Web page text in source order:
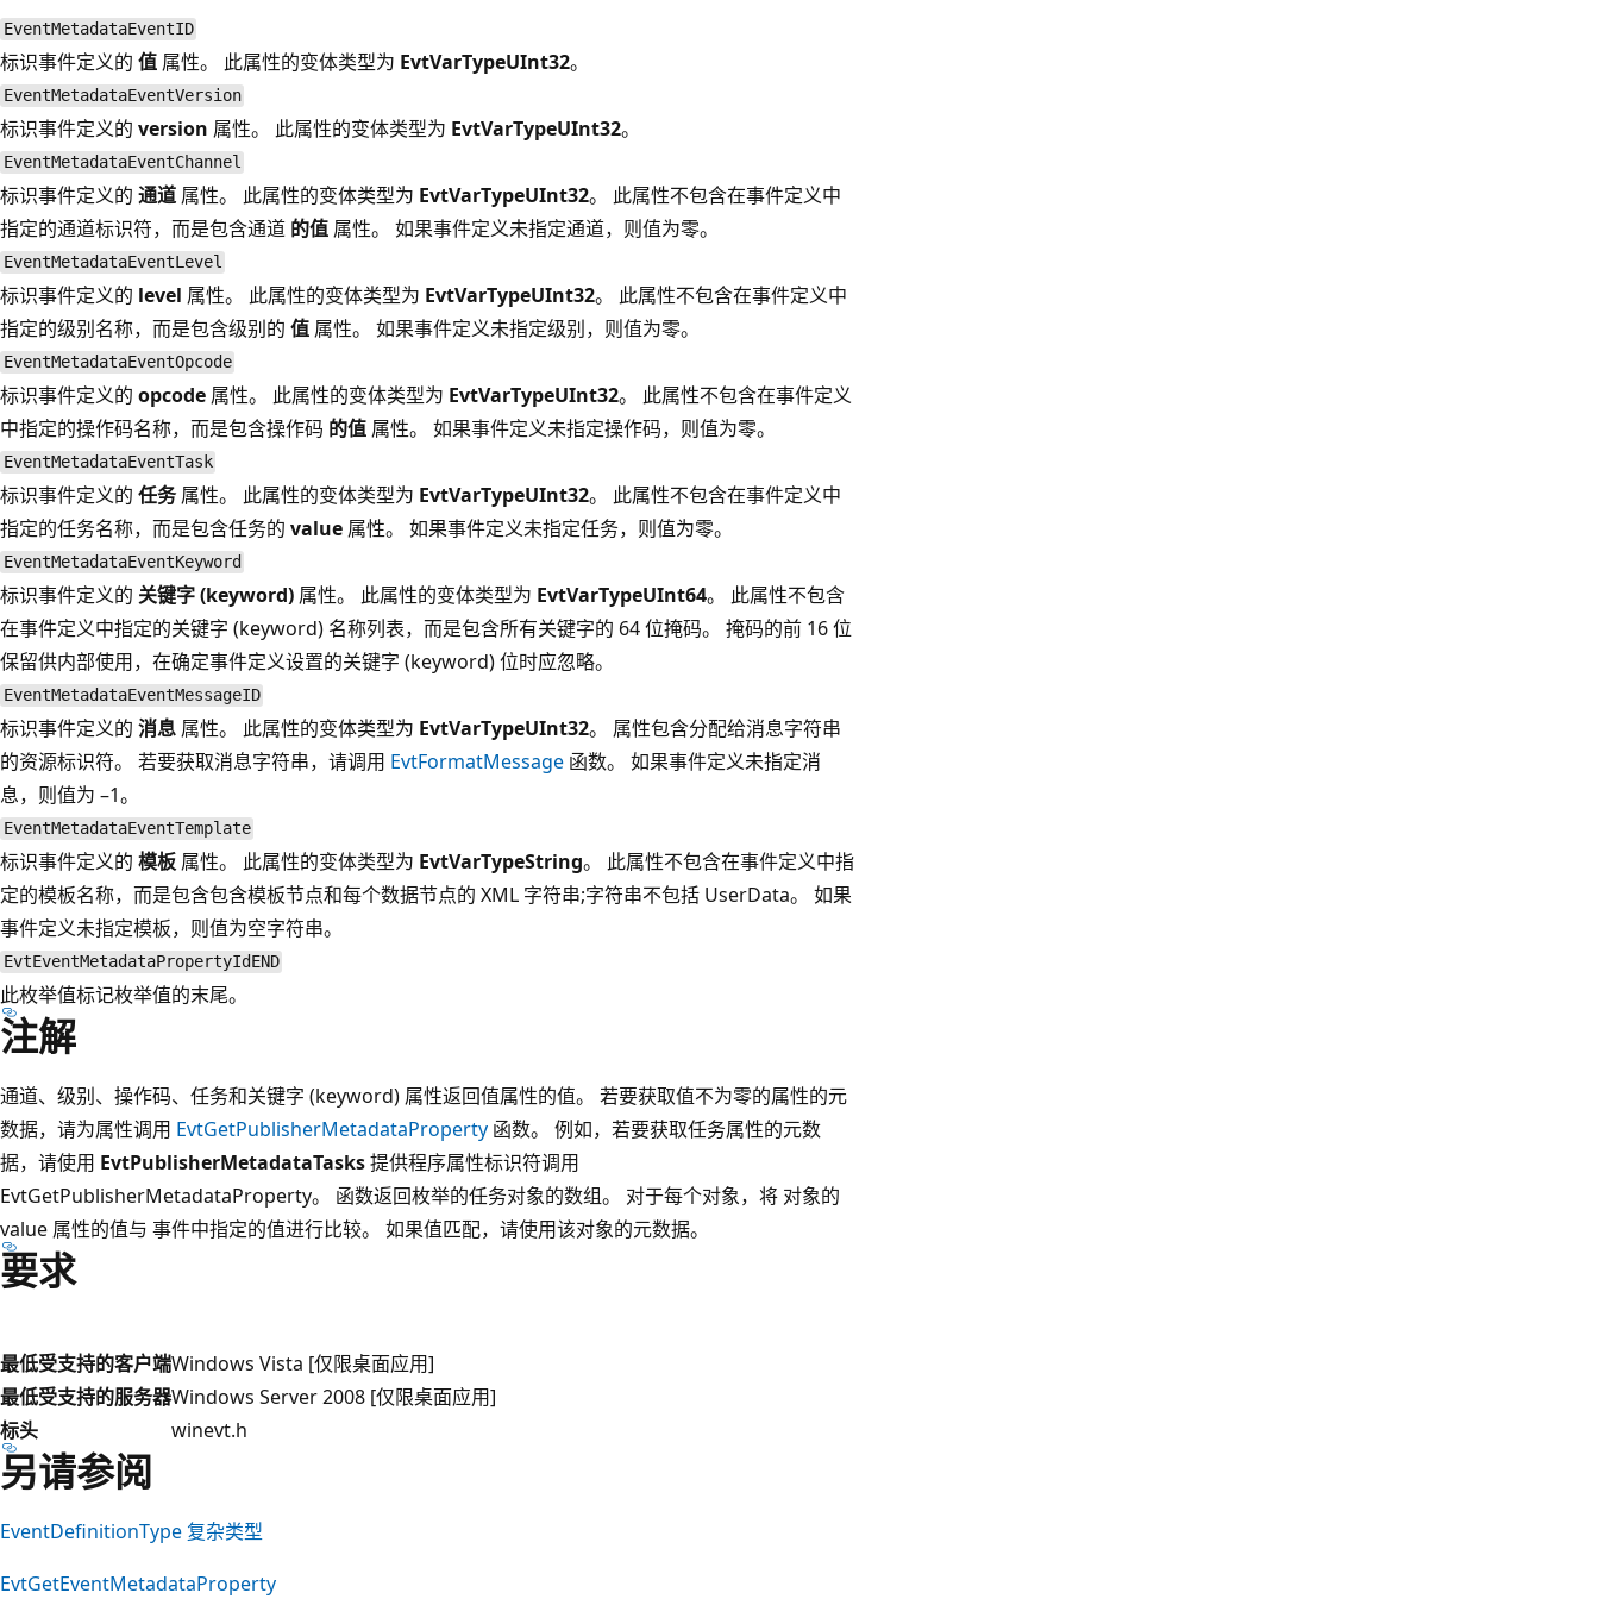
EventMetadataEventID
标识事件定义的 值 属性。 此属性的变体类型为 EvtVarTypeUInt32。
EventMetadataEventVersion
标识事件定义的 version 属性。 此属性的变体类型为 EvtVarTypeUInt32。
EventMetadataEventChannel
标识事件定义的 通道 属性。 此属性的变体类型为 EvtVarTypeUInt32。 此属性不包含在事件定义中
指定的通道标识符，而是包含通道 的值 属性。 如果事件定义未指定通道，则值为零。
EventMetadataEventLevel
标识事件定义的 level 属性。 此属性的变体类型为 EvtVarTypeUInt32。 此属性不包含在事件定义中
指定的级别名称，而是包含级别的 值 属性。 如果事件定义未指定级别，则值为零。
EventMetadataEventOpcode
标识事件定义的 opcode 属性。 此属性的变体类型为 EvtVarTypeUInt32。 此属性不包含在事件定义
中指定的操作码名称，而是包含操作码 的值 属性。 如果事件定义未指定操作码，则值为零。
EventMetadataEventTask
标识事件定义的 任务属性。 此属性的变体类型为 EvtVarTypeUInt32。 此属性不包含在事件定义中
指定的任务名称，而是包含任务的 value 属性。 如果事件定义未指定任务，则值为零。
EventMetadataEventKeyword
标识事件定义的 关键字 (keyword) 属性。 此属性的变体类型为 EvtVarTypeUInt64。 此属性不包含
在事件定义中指定的关键字 (keyword) 名称列表，而是包含所有关键字的 64 位掩码。 掩码的前 16 位
保留供内部使用，在确定事件定义设置的关键字 (keyword) 位时应忽略。
EventMetadataEventMessageID
标识事件定义的 消息 属性。 此属性的变体类型为 EvtVarTypeUInt32。 属性包含分配给消息字符串
的资源标识符。 若要获取消息字符串，请调用 EvtFormatMessage 函数。 如果事件定义未指定消
息，则值为 –1。
EventMetadataEventTemplate
标识事件定义的 模板 属性。 此属性的变体类型为 EvtVarTypeString。 此属性不包含在事件定义中指
定的模板名称，而是包含包含模板节点和每个数据节点的 XML 字符串;字符串不包括 UserData。 如果
事件定义未指定模板，则值为空字符串。
EvtEventMetadataPropertyIdEND
此枚举值标记枚举值的末尾。
注解
通道、级别、操作码、任务和关键字 (keyword) 属性返回值属性的值。 若要获取值不为零的属性的元
数据，请为属性调用 EvtGetPublisherMetadataProperty 函数。 例如，若要获取任务属性的元数
据，请使用 EvtPublisherMetadataTasks提供程序属性标识符调用
EvtGetPublisherMetadataProperty。 函数返回枚举的任务对象的数组。 对于每个对象，将 对象的
value 属性的值与 事件中指定的值进行比较。 如果值匹配，请使用该对象的元数据。
要求
最低受支持的客户端Windows Vista [仅限桌面应用]
最低受支持的服务器Windows Server 2008 [仅限桌面应用]
标头
winevt.h
另请参阅
EventDefinitionType 复杂类型
EvtGetEventMetadataProperty